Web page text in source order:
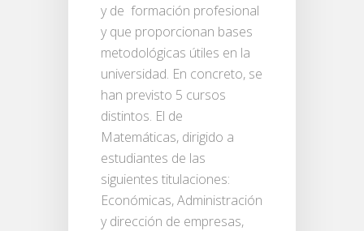
y de formación profesional
y que proporcionan bases
metodológicas útiles en la
universidad. En concreto, se
han previsto 5 cursos
distintos. El de
Matemáticas, dirigido a
estudiantes de las
siguientes titulaciones:
Económicas, Administración
y dirección de empresas,